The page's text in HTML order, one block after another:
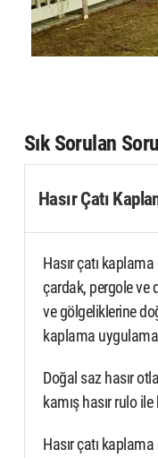
Sık Sorulan
Hasır Çatı
Hasır çatı
çardak, pergole ve
ve gölgeliklerine
kaplama
Doğal saz hasır
kamış hasır rulo
Hasır çatı